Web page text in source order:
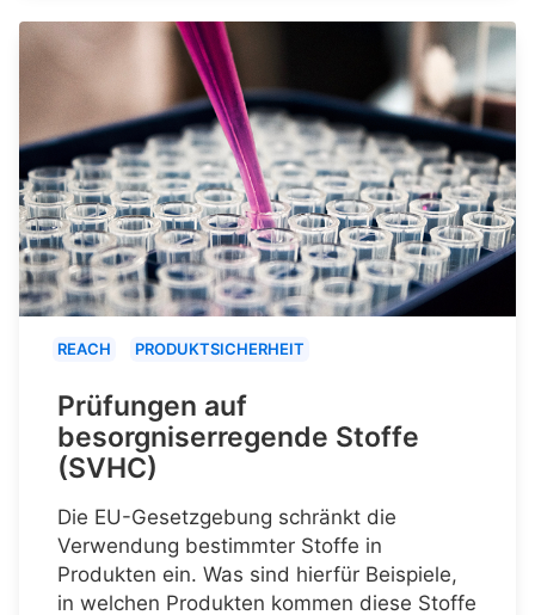
REACH PRODUKTSICHERHEIT
Prüfungen auf
besorgniserregende Stoffe
(SVHC)
Die EU-Gesetzgebung schränkt die
Verwendung bestimmter Stoffe in
Produkten ein. Was sind hierfür Beispiele,
in welchen Produkten kommen diese Stoffe